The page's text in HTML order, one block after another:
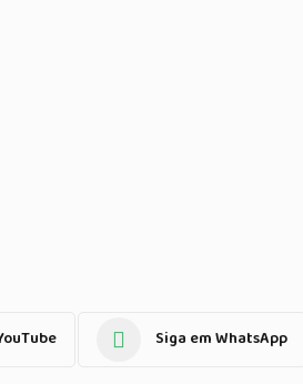
Siga em WhatsApp